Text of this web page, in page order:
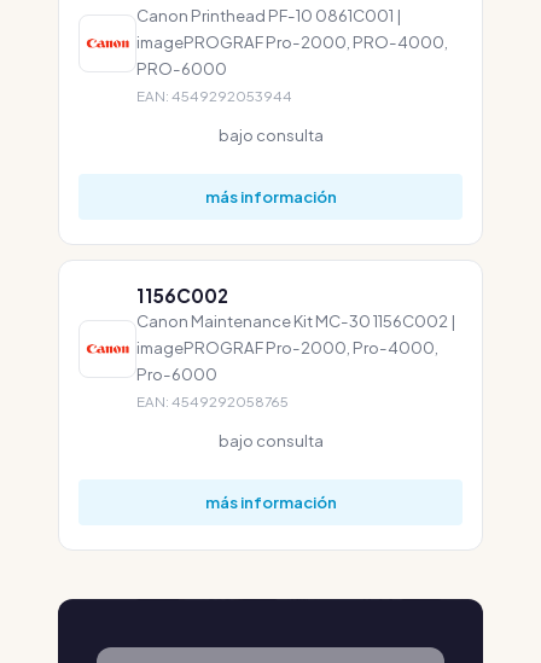
Canon Printhead PF-10 0861C001 |
imagePROGRAF Pro-2000, PRO-4000,
PRO-6000
EAN: 4549292053944
bajo consulta
más información
1156C002
Canon Maintenance Kit MC-30 1156C002 |
imagePROGRAF Pro-2000, Pro-4000,
Pro-6000
EAN: 4549292058765
bajo consulta
más información